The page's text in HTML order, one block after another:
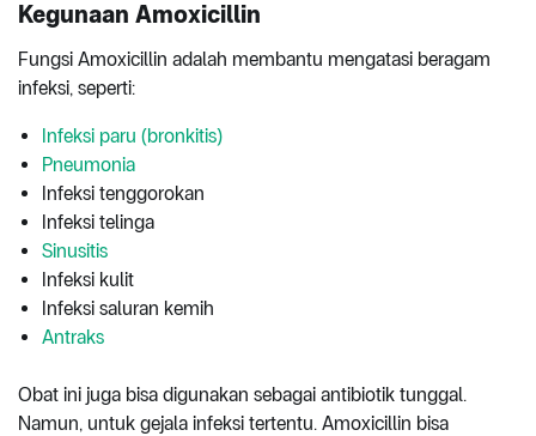
Kegunaan Amoxicillin
Fungsi Amoxicillin adalah membantu mengatasi beragam
infeksi, seperti:
Infeksi paru (bronkitis)
Pneumonia
Infeksi tenggorokan
Infeksi telinga
Sinusitis
Infeksi kulit
Infeksi saluran kemih
Antraks
Obat ini juga bisa digunakan sebagai antibiotik tunggal.
Namun, untuk gejala infeksi tertentu. Amoxicillin bisa